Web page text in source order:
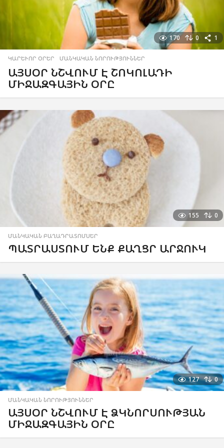
170 0 1
ԿԱՐԵՒՈՐ ՕՐԵՐ ,ՄԱՆԿԱԿԱՆ ՆՈՐՈՒԹՅՈՒՆՆԵՐ
ԱՅՍՕՐ ՆՇՎՈՒՄ Է ՇՈԿՈԼԱԴԻ
ՄԻՋԱԶԳԱՅԻՆ ՕՐԸ
155 0
ՄԱՆԿԱԿԱՆ ԲԱՂԱԴՐԱՏՈՄՍԵՐ
ՊԱՏՐԱՍՏՈՒՄ ԵՆՔ ՔԱՂՑՐ ԱՐՋՈՒԿ
127 0
ՄԱՆԿԱԿԱՆ ՆՈՐՈՒԹՅՈՒՆՆԵՐ
ԱՅՍՕՐ ՆՇՎՈՒՄ Է ՁԿՆՈՐՍՈՒԹՅԱՆ
ՄԻՋԱԶԳԱՅԻՆ ՕՐԸ